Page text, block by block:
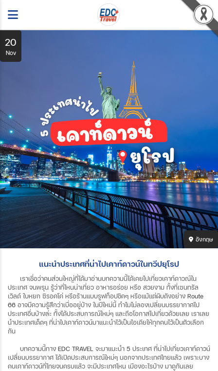
20
Nov
อังกฤษ
แนะนำประเทศที่น่าไปเคาท์ดาวน์ในทวีปยุโรป
เราเชื่อว่าคนส่วนใหญ่ที่ได้มาอ่านบทความนี้ได้เคยไปเที่ยวเคาท์ดาวณ์ใน
ประเทศ จนพรุน รู้ว่าที่ไหนน่าเที่ยว อาหารอร่อย หรือ สวยงาม ทั้งที่เซนทรัล
เวิลด์ ใบหยก ซิรอคโค่ หรือร้านแบบรูฟท็อปชิคๆ หรือแม้แต่ผับดังอย่าง Route
66 อาจมีความรู้สึกว่าเบื่ออยู่บ้าง ในปีใหม่นี้ ทำไมไม่ลองเปลี่ยนบรรยากาศไป
ประเทศอื่นบ้างล่ะ ทั้งได้ประสบการณ์ใหม่ๆ และถือโอกาสไปเที่ยวด้วยเลย เราเลย
นำประเทศเด็ดๆ ที่น่าไปเคาท์ดาวน์มาแนะนำไว้เป็นไอเดียให้ทุกคนไว้เป็นตัวเลือก
กัน
บทความนี้ทาง EDC TRAVEL จะมาแนะนำ 5 ประเทศ ที่น่าไปเที่ยวเคาท์ดาวน์
เปลื่ยนบรรยากาศ ได้เปิดประสบการณ์ใหม่ๆ นอกจากประเทศไทยแล้ว เพราะบาง
คนเคาท์ดาวน์ที่ไทยจนครบแล้ว จะมีประเทศไหน เมืองอะไรบ้าง มาดูกันเลย